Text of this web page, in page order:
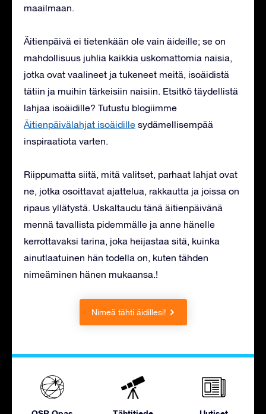
maailmaan.
Äitienpäivä ei tietenkään ole vain äideille; se on
mahdollisuus juhlia kaikkia uskomattomia naisia,
jotka ovat vaalineet ja tukeneet meitä, isoäidistä
tätiin ja muihin tärkeisiin naisiin. Etsitkö täydellistä
lahjaa isoäidille? Tutustu blogiimme
Äitienpäivälahjat isoäidille sydämellisempää
inspiraatiota varten.
Riippumatta siitä, mitä valitset, parhaat lahjat ovat
ne, jotka osoittavat ajattelua, rakkautta ja joissa on
ripaus yllätystä. Uskaltaudu tänä äitienpäivänä
mennä tavallista pidemmälle ja anne hänelle
kerrottavaksi tarina, joka heijastaa sitä, kuinka
ainutlaatuinen hän todella on, kuten tähden
nimeäminen hänen mukaansa.!
Nimeä tähti äidillesi!